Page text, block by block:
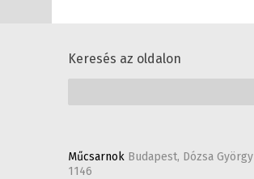
Keresés az oldalon
Műcsarnok Budapest, Dózsa
1146